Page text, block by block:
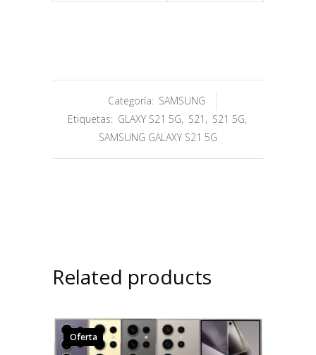
Categoría: SAMSUNG
Etiquetas: GLAXY S21 5G, S21 , S21 5G,
SAMSUNG GALAXY S21 5G
Related products
Oferta